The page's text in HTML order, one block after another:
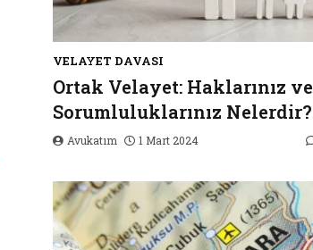
VELAYET DAVASI
Ortak Velayet: Haklarınız ve
Sorumluluklarınız Nelerdir?
Avukatım 1 Mart 2024